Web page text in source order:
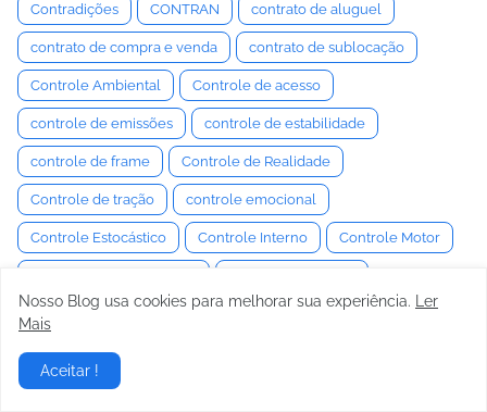
Contradições CONTRAN contrato de aluguel
contrato de compra e venda contrato de sublocação
Controle Ambiental Controle de acesso
controle de emissões controle de estabilidade
controle de frame Controle de Realidade
Controle de tração controle emocional
Controle Estocástico Controle Interno Controle Motor
controle social Convenção Convencimento
Convergência e Câmber
Conversação
Nosso Blog usa cookies para melhorar sua experiência.
Ler
Mais
Aceitar !